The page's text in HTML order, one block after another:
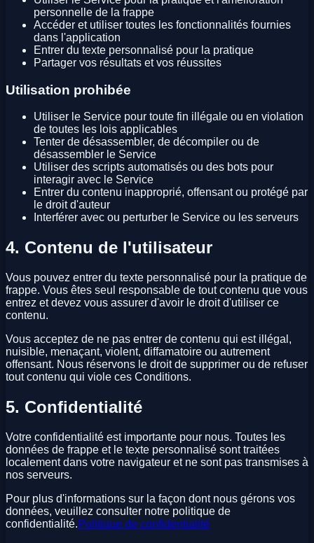
personnelle de la frappe
Accéder et utiliser toutes les fonctionnalités fournies
dans l'application
Entrer du texte personnalisé pour la pratique
Partager vos résultats et vos réussites
Utilisation prohibée
Utiliser le Service pour toute fin illégale ou en violation
de toutes les lois applicables
Tenter de désassembler, de décompiler ou de
désassembler le Service
Utiliser des scripts automatisés ou des bots pour
interagir avec le Service
Entrer du contenu inapproprié, offensant ou protégé par
le droit d'auteur
Interférer avec ou perturber le Service ou les serveurs
4. Contenu de l'utilisateur
Vous pouvez entrer du texte personnalisé pour la pratique de
frappe. Vous êtes seul responsable de tout contenu que vous
entrez et devez vous assurer d'avoir le droit d'utiliser ce
contenu.
Vous acceptez de ne pas entrer de contenu qui est illégal,
nuisible, menaçant, violent, diffamatoire ou autrement
offensant. Nous réservons le droit de supprimer ou de refuser
tout contenu qui viole ces Conditions.
5. Confidentialité
Votre confidentialité est importante pour nous. Toutes les
données de frappe et le texte personnalisé sont traitées
localement dans votre navigateur et ne sont pas transmises à
nos serveurs.
Pour plus d'informations sur la façon dont nous gérons vos
données, veuillez consulter notre politique de
confidentialité.Politique de confidentialité